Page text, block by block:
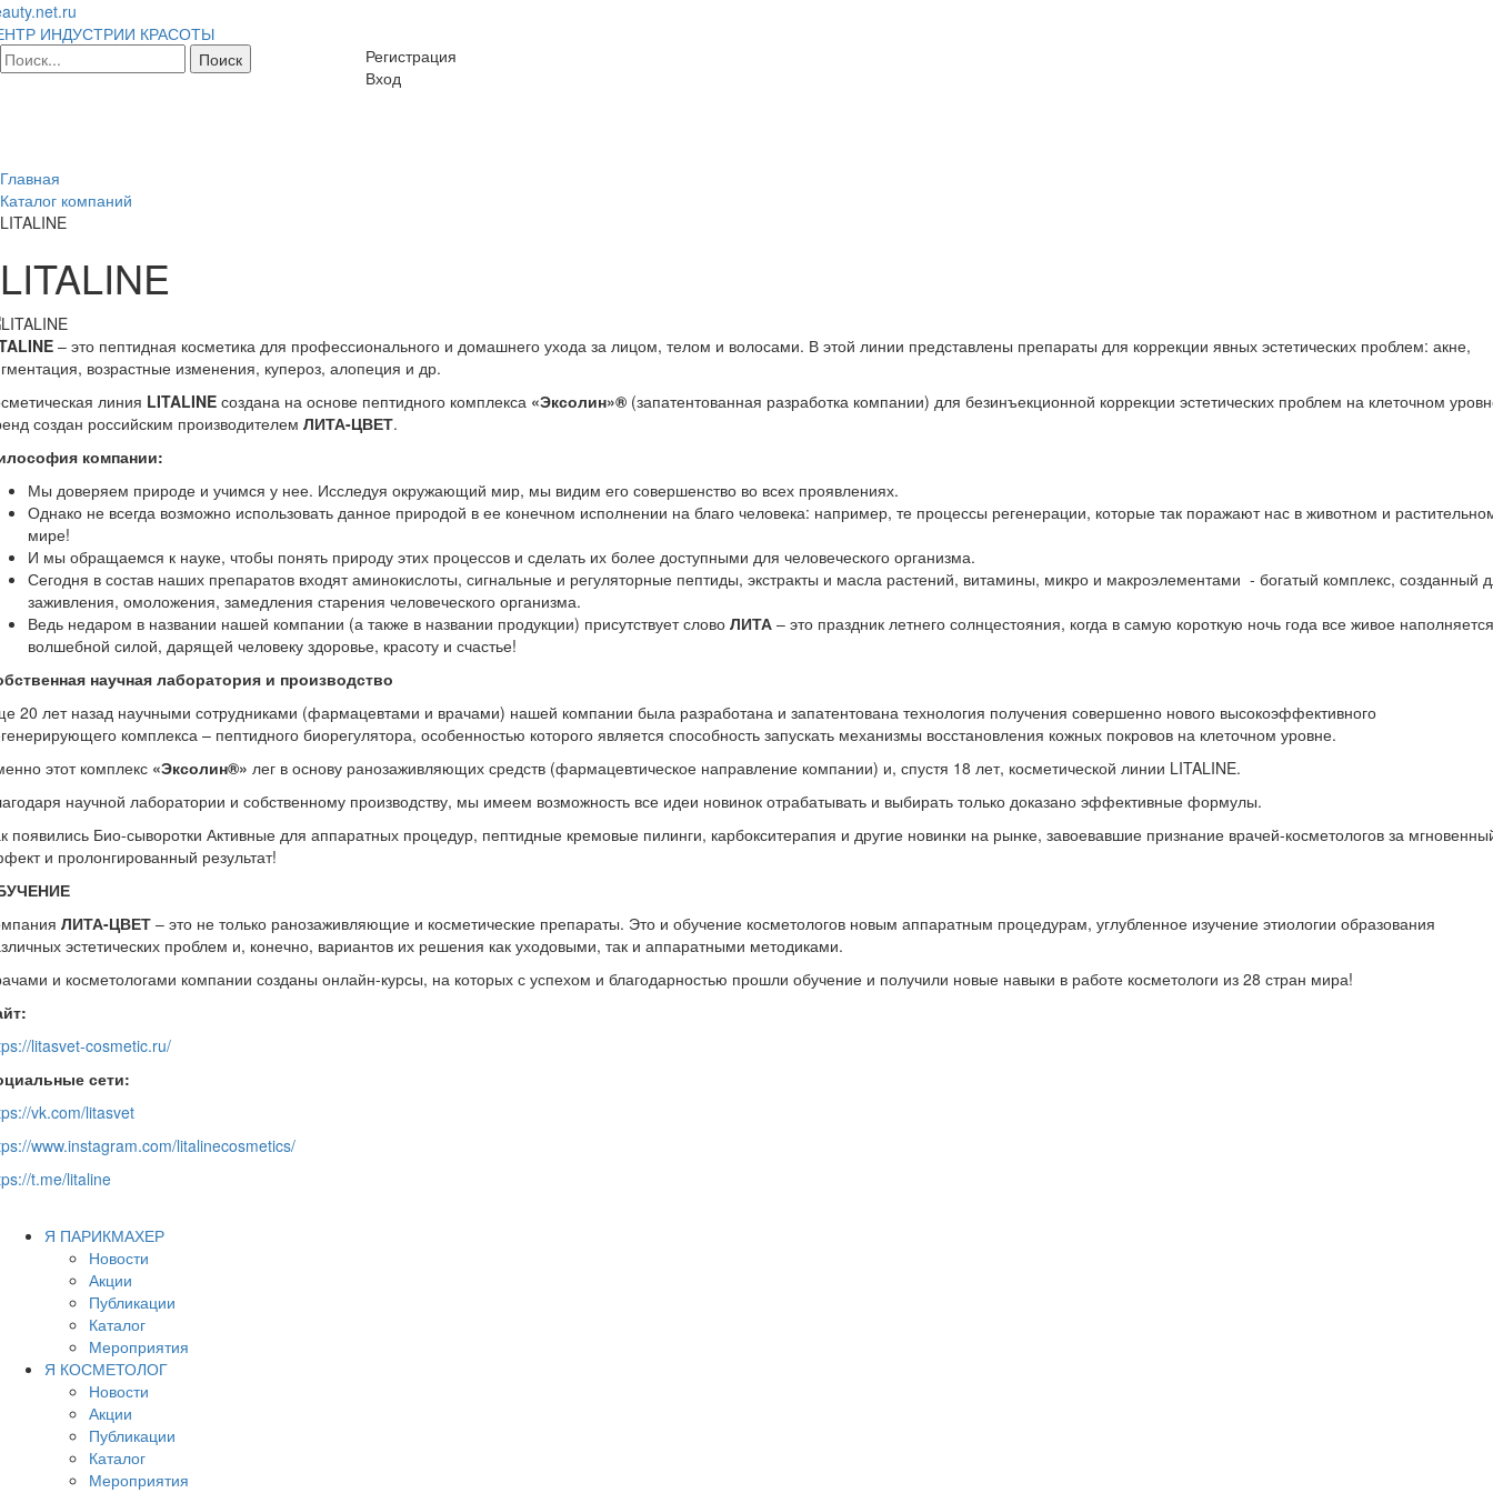
ИНДУСТРИИ КРАСОТЫ
Регистрация
Вход
Главная
Каталог компаний
LITALINE
LITALINE
– это пептидная косметика для профессионального и домашнего ухода за лицом, телом и волосами. В этой линии представлены препараты для коррекции явных эстетических проблем: акне,
возрастные изменения, купероз, алопеция и др.
линия LITALINE создана на основе пептидного комплекса «Эксолин»® (запатентованная разработка компании) для безинъекционной коррекции эстетических проблем на клеточном
создан российским производителем ЛИТА-ЦВЕТ.
компании:
Мы доверяем природе и учимся у нее. Исследуя окружающий мир, мы видим его совершенство во всех проявлениях.
Однако не всегда возможно использовать данное природой в ее конечном исполнении на благо человека: например, те процессы регенерации, которые так поражают нас в животном и
мире!
И мы обращаемся к науке, чтобы понять природу этих процессов и сделать их более доступными для человеческого организма.
Сегодня в состав наших препаратов входят аминокислоты, сигнальные и регуляторные пептиды, экстракты и масла растений, витамины, микро и макроэлементами - богатый комплекс, созданный
заживления, омоложения, замедления старения человеческого организма.
Ведь недаром в названии нашей компании (а также в названии продукции) присутствует слово ЛИТА – это праздник летнего солнцестояния, когда в самую короткую ночь года все живое наполняется
волшебной силой, дарящей человеку здоровье, красоту и счастье!
научная лаборатория и производство
20 лет назад научными сотрудниками (фармацевтами и врачами) нашей компании была разработана и запатентована технология получения совершенно нового высокоэффективного
комплекса – пептидного биорегулятора, особенностью которого является способность запускать механизмы восстановления кожных покровов на клеточном уровне.
этот комплекс «Эксолин®» лег в основу ранозаживляющих средств (фармацевтическое направление компании) и, спустя 18 лет, косметической линии LITALINE.
научной лаборатории и собственному производству, мы имеем возможность все идеи новинок отрабатывать и выбирать только доказано эффективные формулы.
появились Био-сыворотки Активные для аппаратных процедур, пептидные кремовые пилинги, карбокситерапия и другие новинки на рынке, завоевавшие признание врачей-косметологов за
и пролонгированный результат!
ЛИТА-ЦВЕТ – это не только ранозаживляющие и косметические препараты. Это и обучение косметологов новым аппаратным процедурам, углубленное изучение этиологии образования
эстетических проблем и, конечно, вариантов их решения как уходовыми, так и аппаратными методиками.
и косметологами компании созданы онлайн-курсы, на которых с успехом и благодарностью прошли обучение и получили новые навыки в работе косметологи из 28 стран мира!
litasvet-cosmetic.ru/
сети:
vk.com/litasvet
www.instagram.com/litalinecosmetics/
t.me/litaline
Я ПАРИКМАХЕР
Новости
Акции
Публикации
Каталог
Мероприятия
Я КОСМЕТОЛОГ
Новости
Акции
Публикации
Каталог
Мероприятия